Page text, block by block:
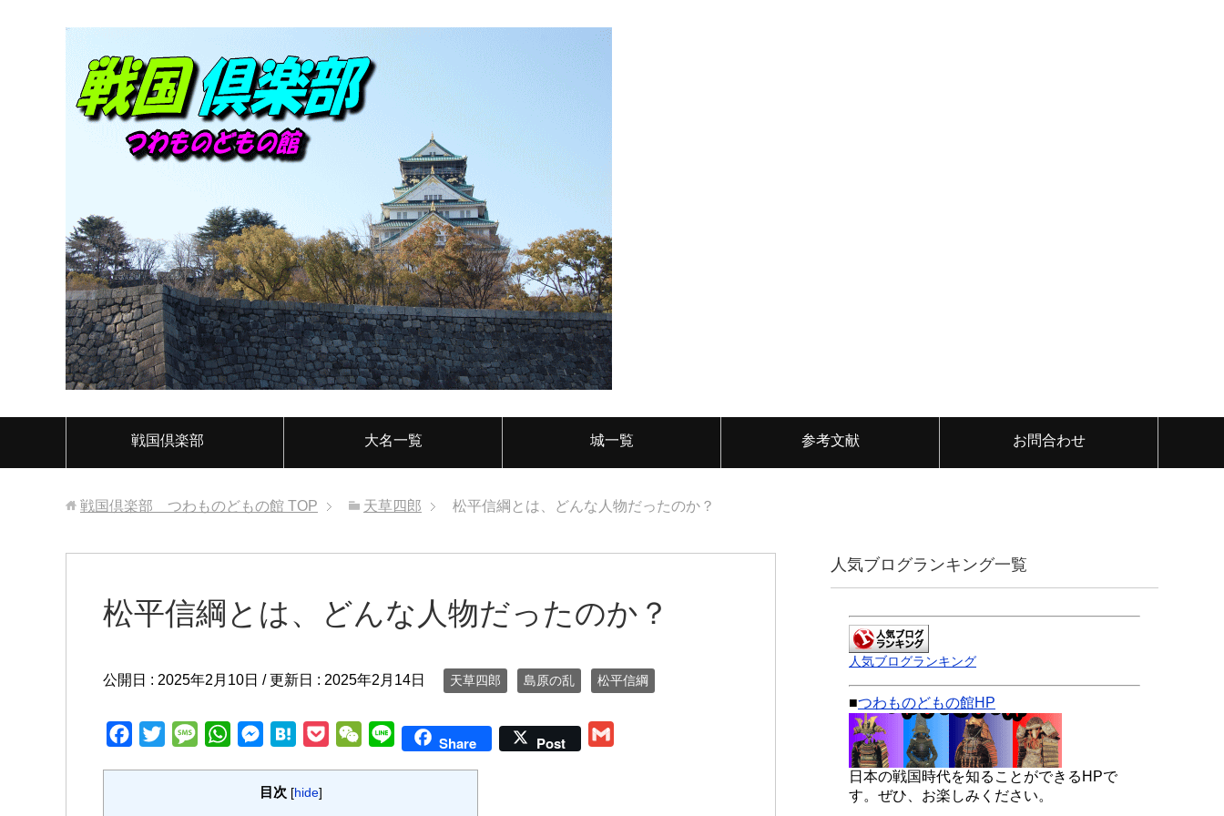
戦国倶楽部 大名一覧 城一覧 参考文献 お問合わせ
戦国倶楽部 つわものどもの館 TOP 天草四郎 松平信綱とは、どんな人物だったのか？
松平信綱とは、どんな人物だったのか？
公開日 : 2025年2月10日 / 更新日 : 2025年2月14日 天草四郎 島原の乱 松平信綱
M
W
s
t
W
L
Share Post
目次 [hide]
人気ブログランキング一覧
人気ブログランキング
■つわものどもの館HP
日本の戦国時代を知ることができるHPで
す。ぜひ、お楽しみください。